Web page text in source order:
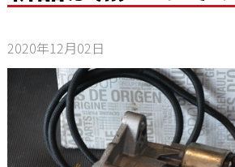
お問い合わせ
2020年12月02日